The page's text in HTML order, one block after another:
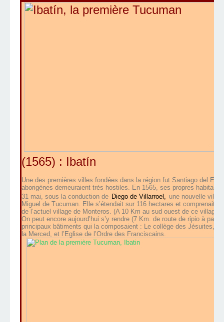
(1565) : Ibatín
Une des premières villes fondées dans la région fut Santiago del
aborigènes demeuraient très hostiles. En 1565, ses propres
31 mai, sous la conduction de Diego de Villarroel, une nouvelle ville
Miguel de Tucuman. Elle s’étendait sur 116 hectares et comprenait
de l’actuel village de Monteros. (A 10 Km au sud ouest de ce
On peut encore aujourd’hui s’y rendre (7 Km. de route de ripio à
principaux bâtiments qui la composaient : Le collège des Jésuites, la
la Merced, et l’Eglise de l’Ordre des Franciscains.